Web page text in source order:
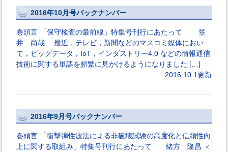
2016年10月号バックナンバー
巻頭言 「保守検査の最前線」特集号刊行にあたって 笠
井 尚哉 最近，テレビ，新聞などのマスコミ媒体におい
て，ビッグデータ，IoT，インダストリー4.0 などの情報通信
技術に関する単語を頻繁に見かけるようになりました […]
2016.10.1更新
2016年9月号バックナンバー
巻頭言 「衝撃弾性波法による非破壊試験の高度化と信頼性向
上に関する取組み」特集号刊行にあたって 緒方 隆昌 ＜